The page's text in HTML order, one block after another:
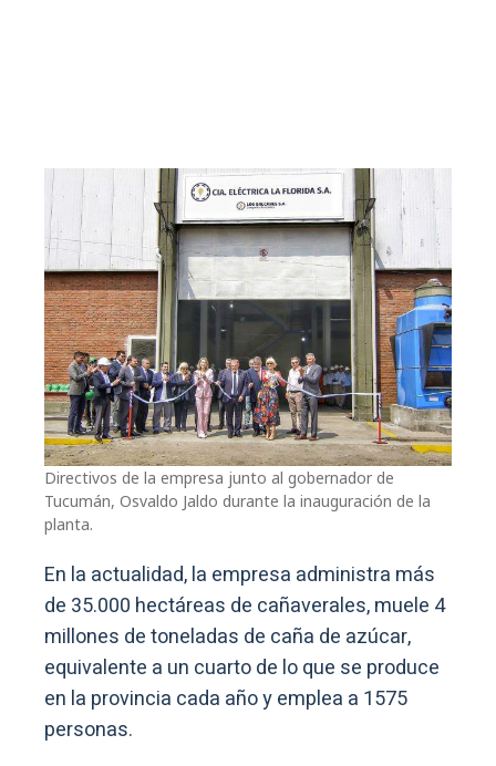
Directivos de la empresa junto al gobernador de
Tucumán, Osvaldo Jaldo durante la inauguración de la
planta.
En la actualidad, la empresa administra más
de 35.000 hectáreas de cañaverales, muele 4
millones de toneladas de caña de azúcar,
equivalente a un cuarto de lo que se produce
en la provincia cada año y emplea a 1575
personas.